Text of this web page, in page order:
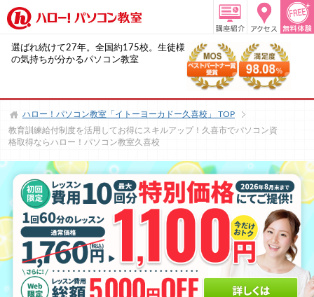
選ばれ続けて27年。全国約175校。生徒様
の気持ちが分かるパソコン教室
ハロー！パソコン教室「イトーヨーカドー久喜校」
TOP
教育訓練給付制度を活用してお得にスキルアップ！久喜市でパソコン資
格取得ならハロー！パソコン教室久喜校